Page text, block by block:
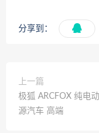
分享到：
上一篇
极狐 ARCFOX 纯电
源汽车 高端